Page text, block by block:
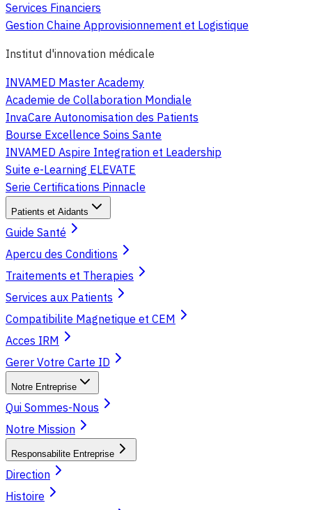
Services Financiers
Gestion Chaine Approvisionnement et Logistique
Institut d'innovation médicale
INVAMED Master Academy
Academie de Collaboration Mondiale
InvaCare Autonomisation des Patients
Bourse Excellence Soins Sante
INVAMED Aspire Integration et Leadership
Suite e-Learning ELEVATE
Serie Certifications Pinnacle
Patients et Aidants
Guide Santé
Apercu des Conditions
Traitements et Therapies
Services aux Patients
Compatibilite Magnetique et CEM
Acces IRM
Gerer Votre Carte ID
Notre Entreprise
Qui Sommes-Nous
Notre Mission
Responsabilite Entreprise
Direction
Histoire